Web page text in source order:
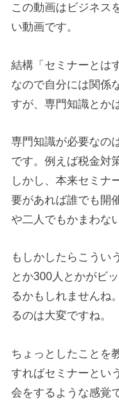
この動画はビジネス
い動画です。
結構「セミナーとは
なので自分には関係
すが、専門知識とか
専門知識が必要なの
です。例えば税金対
しかし、本来セミナ
要があれば誰でも開
や二人でもかまわな
もしかしたらこうい
とか300人とかがビ
るかもしれませんね
るのは大変ですね。
ちょっとしたことを
すればセミナーとい
会をするような感覚